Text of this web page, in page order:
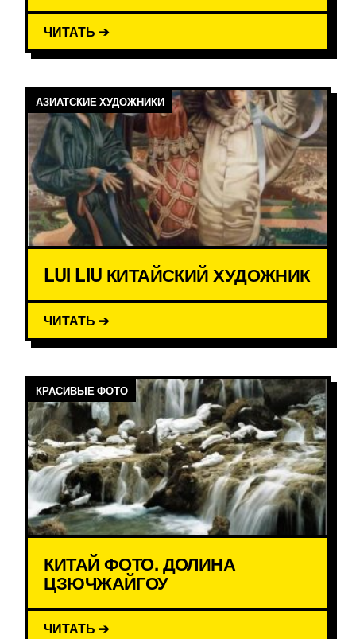
ЧИТАТЬ ➔
АЗИАТСКИЕ ХУДОЖНИКИ
LUI LIU КИТАЙСКИЙ ХУДОЖНИК
ЧИТАТЬ ➔
КРАСИВЫЕ ФОТО
КИТАЙ ФОТО. ДОЛИНА
ЦЗЮЧЖАЙГОУ
ЧИТАТЬ ➔